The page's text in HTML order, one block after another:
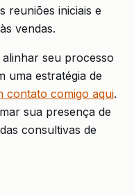
reuniões iniciais e
vendas.
seu processo
uma estratégia de
contato comigo aqui.
sua presença de
consultivas de